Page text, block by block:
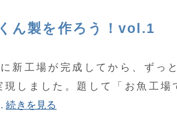
ん製を作ろう！vol.1
新工場が完成してから、ずっ
現しました。題して「お魚工場
続きを見る